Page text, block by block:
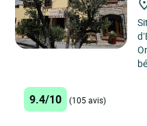
9.4/10 (105 avis)